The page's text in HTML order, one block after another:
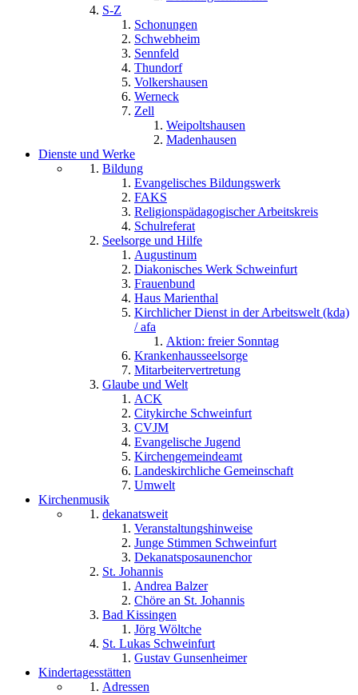
S-Z
Schonungen
Schwebheim
Sennfeld
Thundorf
Volkershausen
Werneck
Zell
Weipoltshausen
Madenhausen
Dienste und Werke
Bildung
Evangelisches Bildungswerk
FAKS
Religionspädagogischer Arbeitskreis
Schulreferat
Seelsorge und Hilfe
Augustinum
Diakonisches Werk Schweinfurt
Frauenbund
Haus Marienthal
Kirchlicher Dienst in der Arbeitswelt (kda)
/ afa
Aktion: freier Sonntag
Krankenhausseelsorge
Mitarbeitervertretung
Glaube und Welt
ACK
Citykirche Schweinfurt
CVJM
Evangelische Jugend
Kirchengemeindeamt
Landeskirchliche Gemeinschaft
Umwelt
Kirchenmusik
dekanatsweit
Veranstaltungshinweise
Junge Stimmen Schweinfurt
Dekanatsposaunenchor
St. Johannis
Andrea Balzer
Chöre an St. Johannis
Bad Kissingen
Jörg Wöltche
St. Lukas Schweinfurt
Gustav Gunsenheimer
Kindertagesstätten
Adressen